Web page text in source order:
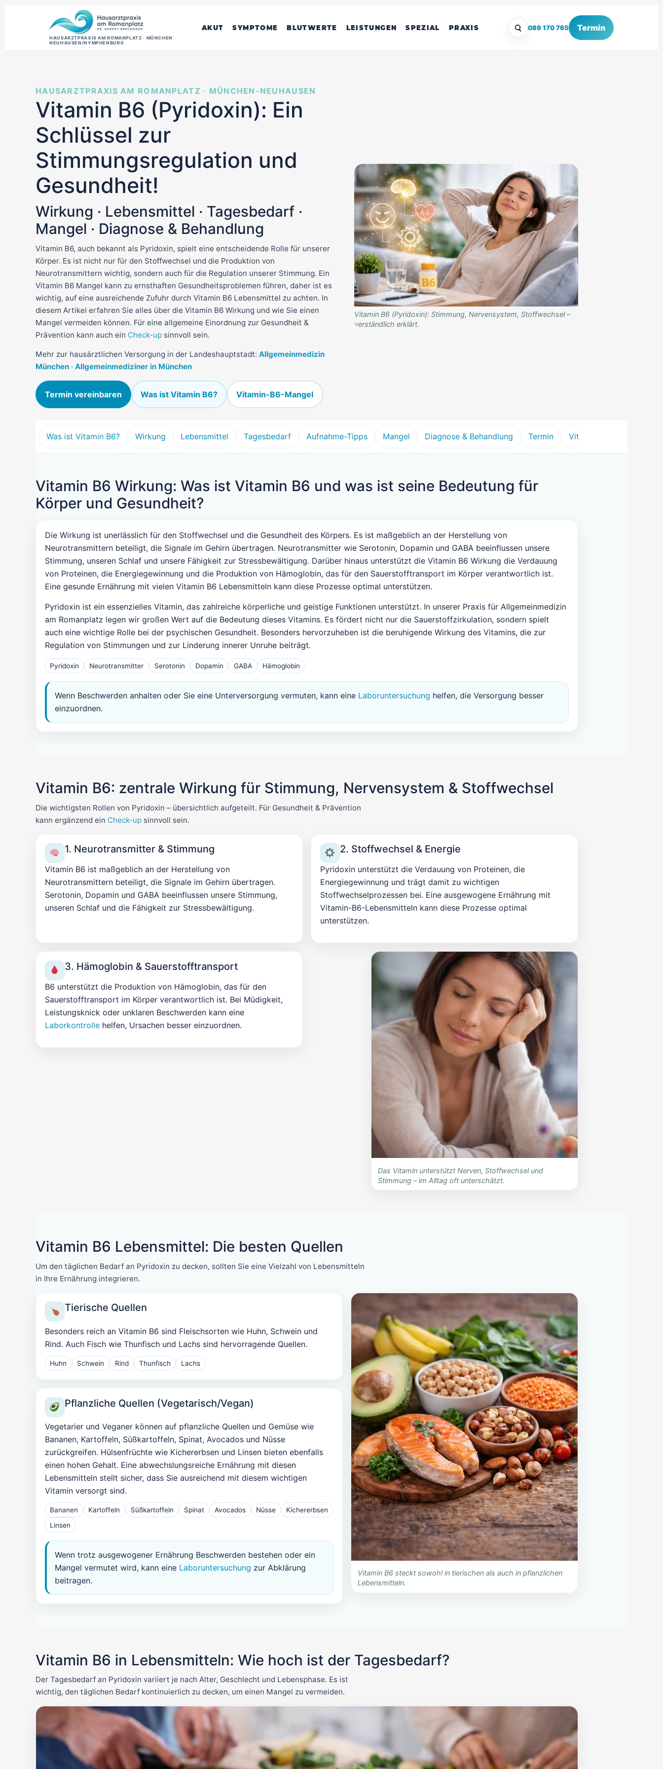
HAUSARZTPRAXIS AM ROMANPLATZ · MÜNCHEN
NEUHAUSEN/NYMPHENBURG
AKUT SYMPTOME BLUTWERTE LEISTUNGEN SPEZIAL PRAXIS 089 170 765 Termin
HAUSARZTPRAXIS AM ROMANPLATZ · MÜNCHEN-NEUHAUSEN
Vitamin B6 (Pyridoxin): Ein
Schlüssel zur
Stimmungsregulation und
Gesundheit!
Wirkung · Lebensmittel · Tagesbedarf ·
Mangel · Diagnose & Behandlung
Vitamin B6, auch bekannt als Pyridoxin, spielt eine entscheidende Rolle für unserer
Körper. Es ist nicht nur für den Stoffwechsel und die Produktion von
Neurotransmittern wichtig, sondern auch für die Regulation unserer Stimmung. Ein
Vitamin B6 Mangel kann zu ernsthaften Gesundheitsproblemen führen, daher ist es
wichtig, auf eine ausreichende Zufuhr durch Vitamin B6 Lebensmittel zu achten. In
diesem Artikel erfahren Sie alles über die Vitamin B6 Wirkung und wie Sie einen
Mangel vermeiden können. Für eine allgemeine Einordnung zur Gesundheit &
Prävention kann auch ein Check-up sinnvoll sein.
Mehr zur hausärztlichen Versorgung in der Landeshauptstadt: Allgemeinmedizin
München · Allgemeinmediziner in München
Termin vereinbaren Was ist Vitamin B6? Vitamin-B6-Mangel
Vitamin B6 (Pyridoxin): Stimmung, Nervensystem, Stoffwechsel –
verständlich erklärt.
Was ist Vitamin B6? Wirkung Lebensmittel Tagesbedarf Aufnahme-Tipps Mangel Diagnose & Behandlung Termin Vitamine Übersicht
Vitamin B6 Wirkung: Was ist Vitamin B6 und was ist seine Bedeutung für
Körper und Gesundheit?
Die Wirkung ist unerlässlich für den Stoffwechsel und die Gesundheit des Körpers. Es ist maßgeblich an der Herstellung von
Neurotransmittern beteiligt, die Signale im Gehirn übertragen. Neurotransmitter wie Serotonin, Dopamin und GABA beeinflussen unsere
Stimmung, unseren Schlaf und unsere Fähigkeit zur Stressbewältigung. Darüber hinaus unterstützt die Vitamin B6 Wirkung die Verdauung
von Proteinen, die Energiegewinnung und die Produktion von Hämoglobin, das für den Sauerstofftransport im Körper verantwortlich ist.
Eine gesunde Ernährung mit vielen Vitamin B6 Lebensmitteln kann diese Prozesse optimal unterstützen.
Pyridoxin ist ein essenzielles Vitamin, das zahlreiche körperliche und geistige Funktionen unterstützt. In unserer Praxis für Allgemeinmedizin
am Romanplatz legen wir großen Wert auf die Bedeutung dieses Vitamins. Es fördert nicht nur die Sauerstoffzirkulation, sondern spielt
auch eine wichtige Rolle bei der psychischen Gesundheit. Besonders hervorzuheben ist die beruhigende Wirkung des Vitamins, die zur
Regulation von Stimmungen und zur Linderung innerer Unruhe beiträgt.
Pyridoxin Neurotransmitter Serotonin Dopamin GABA Hämoglobin
Wenn Beschwerden anhalten oder Sie eine Unterversorgung vermuten, kann eine Laboruntersuchung helfen, die Versorgung besser
einzuordnen.
Vitamin B6: zentrale Wirkung für Stimmung, Nervensystem & Stoffwechsel
Die wichtigsten Rollen von Pyridoxin – übersichtlich aufgeteilt. Für Gesundheit & Prävention
kann ergänzend ein Check-up sinnvoll sein.
1. Neurotransmitter & Stimmung
Vitamin B6 ist maßgeblich an der Herstellung von
Neurotransmittern beteiligt, die Signale im Gehirn übertragen.
Serotonin, Dopamin und GABA beeinflussen unsere Stimmung,
unseren Schlaf und die Fähigkeit zur Stressbewältigung.
2. Stoffwechsel & Energie
Pyridoxin unterstützt die Verdauung von Proteinen, die
Energiegewinnung und trägt damit zu wichtigen
Stoffwechselprozessen bei. Eine ausgewogene Ernährung mit
Vitamin-B6-Lebensmitteln kann diese Prozesse optimal
unterstützen.
3. Hämoglobin & Sauerstofftransport
B6 unterstützt die Produktion von Hämoglobin, das für den
Sauerstofftransport im Körper verantwortlich ist. Bei Müdigkeit,
Leistungsknick oder unklaren Beschwerden kann eine
Laborkontrollehelfen, Ursachen besser einzuordnen.
Das Vitamin unterstützt Nerven, Stoffwechsel und
Stimmung – im Alltag oft unterschätzt.
Vitamin B6 Lebensmittel: Die besten Quellen
Um den täglichen Bedarf an Pyridoxin zu decken, sollten Sie eine Vielzahl von Lebensmitteln
in Ihre Ernährung integrieren.
Tierische Quellen
Besonders reich an Vitamin B6 sind Fleischsorten wie Huhn, Schwein und
Rind. Auch Fisch wie Thunfisch und Lachs sind hervorragende Quellen.
Huhn Schwein Rind Thunfisch Lachs
Pflanzliche Quellen (Vegetarisch/Vegan)
Vegetarier und Veganer können auf pflanzliche Quellen und Gemüse wie
Bananen, Kartoffeln, Süßkartoffeln, Spinat, Avocados und Nüsse
zurückgreifen. Hülsenfrüchte wie Kichererbsen und Linsen bieten ebenfalls
einen hohen Gehalt. Eine abwechslungsreiche Ernährung mit diesen
Lebensmitteln stellt sicher, dass Sie ausreichend mit diesem wichtigen
Vitamin versorgt sind.
Bananen Kartoffeln Süßkartoffeln Spinat Avocados Nüsse
Kichererbsen
Linsen
Wenn trotz ausgewogener Ernährung Beschwerden bestehen oder ein
Mangel vermutet wird, kann eine Laboruntersuchung zur Abklärung
beitragen.
Vitamin B6 steckt sowohl in tierischen als auch in pflanzlichen
Lebensmitteln.
Vitamin B6 in Lebensmitteln: Wie hoch ist der Tagesbedarf?
Der Tagesbedarf an Pyridoxin variiert je nach Alter, Geschlecht und Lebensphase. Es ist
wichtig, den täglichen Bedarf kontinuierlich zu decken, um einen Mangel zu vermeiden.